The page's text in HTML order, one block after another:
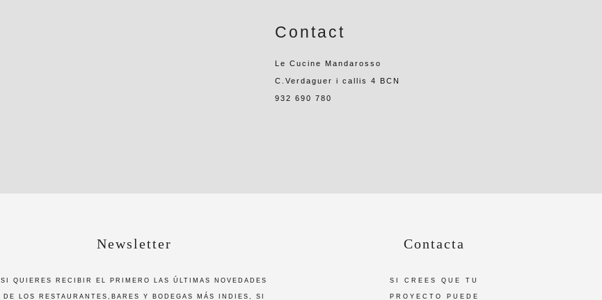
Contact
Le Cucine Mandarosso
C.Verdaguer i callis 4 BCN
932 690 780
Newsletter
SI QUIERES RECIBIR EL PRIMERO LAS ÚLTIMAS NOVEDADES
DE LOS RESTAURANTES,BARES Y BODEGAS MÁS INDIES, SI
Contacta
SI CREES QUE TU
PROYECTO PUEDE